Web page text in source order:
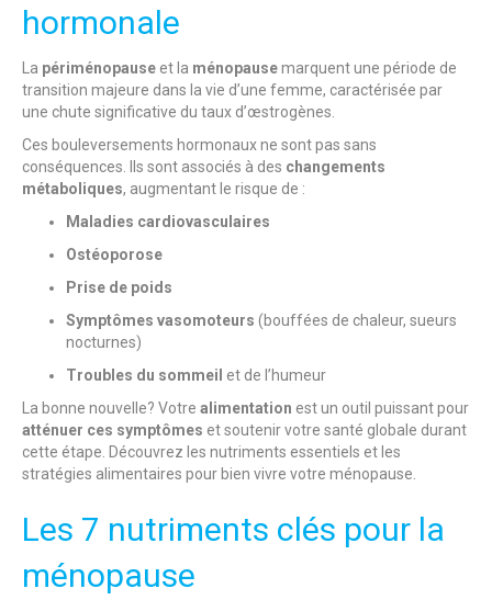
hormonale
La périménopause et la ménopausemarquent une période de
transition majeure dans la vie d’une femme, caractérisée par
une chute significative du taux d’œstrogènes.
Ces bouleversements hormonaux ne sont pas sans
conséquences. Ils sont associés à des changements
métaboliques, augmentant le risque de :
Maladies cardiovasculaires
Ostéoporose
Prise de poids
Symptômes vasomoteurs (bouffées de chaleur, sueurs
nocturnes)
Troubles du sommeil et de l’humeur
La bonne nouvelle? Votre alimentation est un outil puissant pour
atténuer ces symptômes et soutenir votre santé globale durant
cette étape. Découvrez les nutriments essentiels et les
stratégies alimentaires pour bien vivre votre ménopause.
Les 7 nutriments clés pour la
ménopause